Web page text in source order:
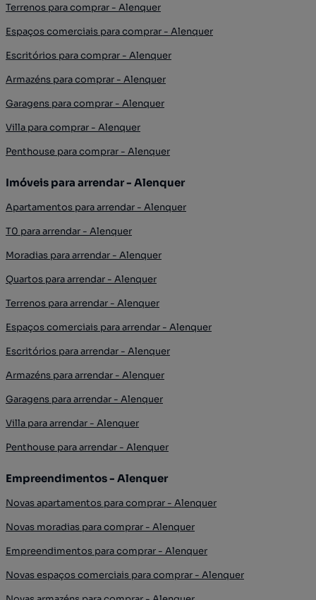
Terrenos para comprar - Alenquer
Espaços comerciais para comprar - Alenquer
Escritórios para comprar - Alenquer
Armazéns para comprar - Alenquer
Garagens para comprar - Alenquer
Villa para comprar - Alenquer
Penthouse para comprar - Alenquer
Imóveis para arrendar - Alenquer
Apartamentos para arrendar - Alenquer
T0 para arrendar - Alenquer
Moradias para arrendar - Alenquer
Quartos para arrendar - Alenquer
Terrenos para arrendar - Alenquer
Espaços comerciais para arrendar - Alenquer
Escritórios para arrendar - Alenquer
Armazéns para arrendar - Alenquer
Garagens para arrendar - Alenquer
Villa para arrendar - Alenquer
Penthouse para arrendar - Alenquer
Empreendimentos - Alenquer
Novas apartamentos para comprar - Alenquer
Novas moradias para comprar - Alenquer
Empreendimentos para comprar - Alenquer
Novas espaços comerciais para comprar - Alenquer